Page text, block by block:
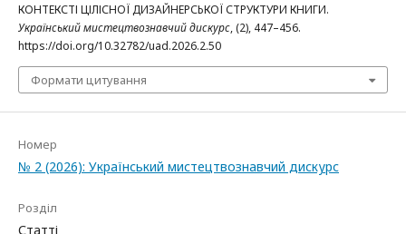
КОНТЕКСТІ ЦІЛІСНОЇ ДИЗАЙНЕРСЬКОЇ СТРУКТУРИ КНИГИ.
Український мистецтвознавчий дискурс, (2), 447–456.
https://doi.org/10.32782/uad.2026.2.50
Формати цитування
Номер
№ 2 (2026): Український мистецтвознавчий дискурс
Розділ
Статті